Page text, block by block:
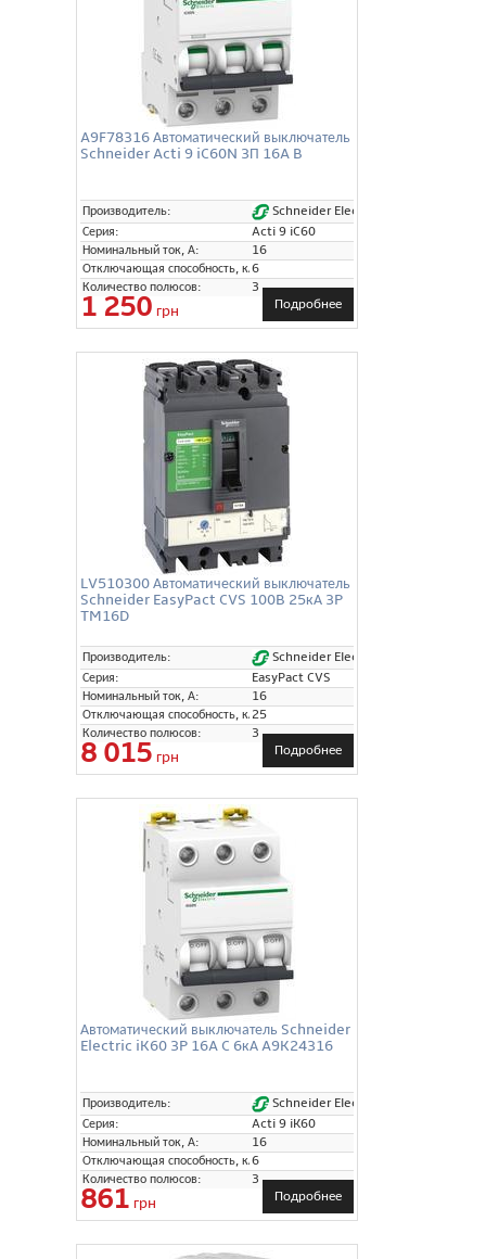
A9F78316 Автоматический выключатель
Schneider Acti 9 iC60N 3П 16A B
Производитель:
Schneider Electric
Серия:
Acti 9 iC60
Номинальный ток, А:
16
Отключающая способность, кА:
6
Количество полюсов:
3
1 250 грн Подробнее
LV510300 Автоматический выключатель
Schneider EasyPact CVS 100B 25кА 3P
TM16D
Производитель:
Schneider Electric
Серия:
EasyPact CVS
Номинальный ток, А:
16
Отключающая способность, кА:25
Количество полюсов:
3
8 015 грн Подробнее
Автоматический выключатель Schneider
Electric iK60 3P 16A C 6кА A9K24316
Производитель:
Schneider Electric
Серия:
Acti 9 iK60
Номинальный ток, А:
16
Отключающая способность, кА:
6
Количество полюсов:
3
861 грн Подробнее